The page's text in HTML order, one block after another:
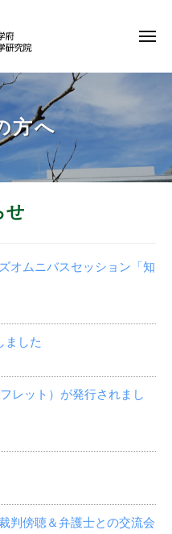
メ
方へ
せ
オムニバスセッション「知
ました
レット）が発行されまし
判傍聴＆弁護士との交流会